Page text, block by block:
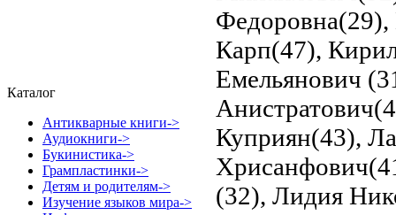
Каталог
Антикварные книги->
Аудиокниги->
Букинистика->
Грампластинки->
Детям и родителям->
Изучение языков мира->
Карп(47),
Емельянович
Куприян(43),
(32), Лидия